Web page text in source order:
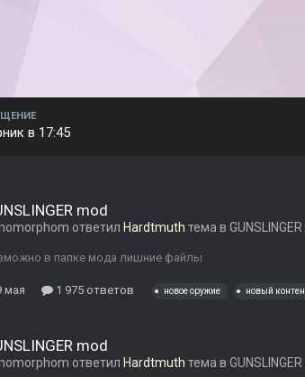
в 17:45
mod
ответил Hardtmuth тема в
в папке мода лишние файлы
мая 1 975 ответов новое оружие новый
mod
ответил Hardtmuth тема в